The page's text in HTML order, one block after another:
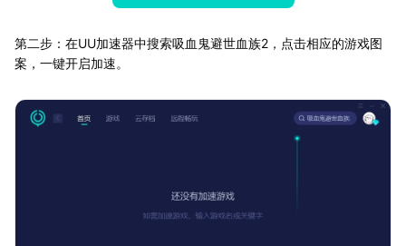
第二步：在UU加速器中搜索吸血鬼避世血族2，点击相应的游戏图
案，一键开启加速。